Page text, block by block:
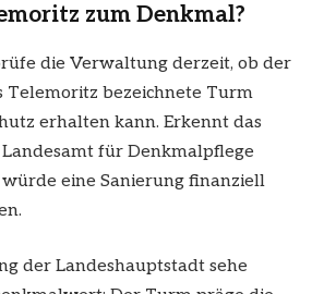
zum Denkmal?
die Verwaltung derzeit, ob der
Telemoritz bezeichnete Turm
erhalten kann. Erkennt das
Landesamt für Denkmalpflege
würde eine Sanierung finanziell
der Landeshauptstadt sehe